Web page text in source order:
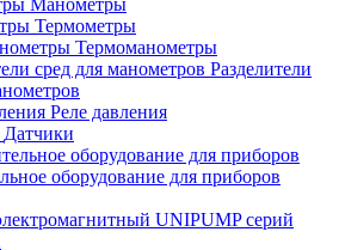
Термометры
Термоманометры
Разделители
Реле давления
Датчики
оборудование для приборов